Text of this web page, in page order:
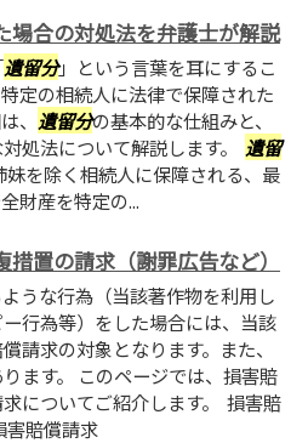
場合の対処法を弁護士が解説
遺留分」という言葉を耳にするこ
定の相続人に法律で保障された
、 遺留分の基本的な仕組みと、
処法について解説します。 遺留
妹を除く相続人に保障される、最
財産を特定の...
置の請求（謝罪広告など）
うな行為（当該著作物を利用し
行為等）をした場合には、当該
請求の対象となります。また、
ます。 このページでは、損害賠
についてご紹介します。 損害賠
害賠償請求